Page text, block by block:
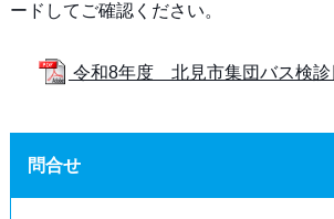
ードしてご確認ください。
令和8年度 北見市集団バス検
問合せ